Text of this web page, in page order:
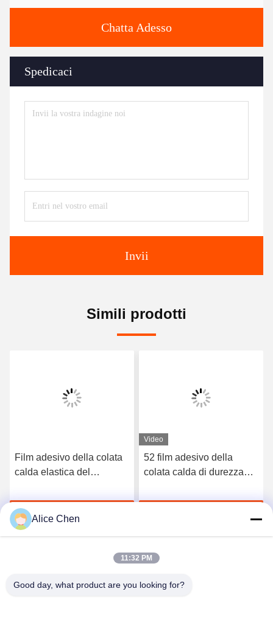
Chatta Adesso
Spedicaci
Invii
Simili prodotti
Film adesivo della colata
calda elastica del
qualità
Chatta Adesso
Video
52 film adesivo della
colata calda di durezza
biancheria intima senza
Alice Chen
11:32 PM
Good day, what product are you looking for?